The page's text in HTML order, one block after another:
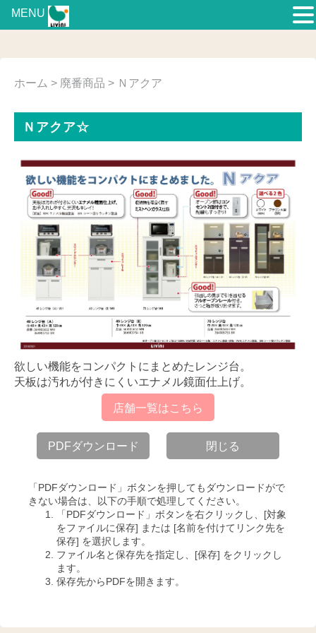
ホーム > 廃番商品 > Ｎアクア
Ｎアクア☆
欲しい機能をコンパクトにまとめたレンジ台。
天板は汚れが付きにくいエナメル鏡面仕上げ。
店舗一覧はこちら
PDFダウンロード 閉じる
「PDFダウンロード」ボタンを押してもダウンロードがで
きない場合は、以下の手順で処理してください。
「PDFダウンロード」ボタンを右クリックし、[対象
をファイルに保存] または [名前を付けてリンク先を
保存] を選択します。
ファイル名と保存先を指定し、[保存] をクリックし
ます。
保存先からPDFを開きます。
MENU